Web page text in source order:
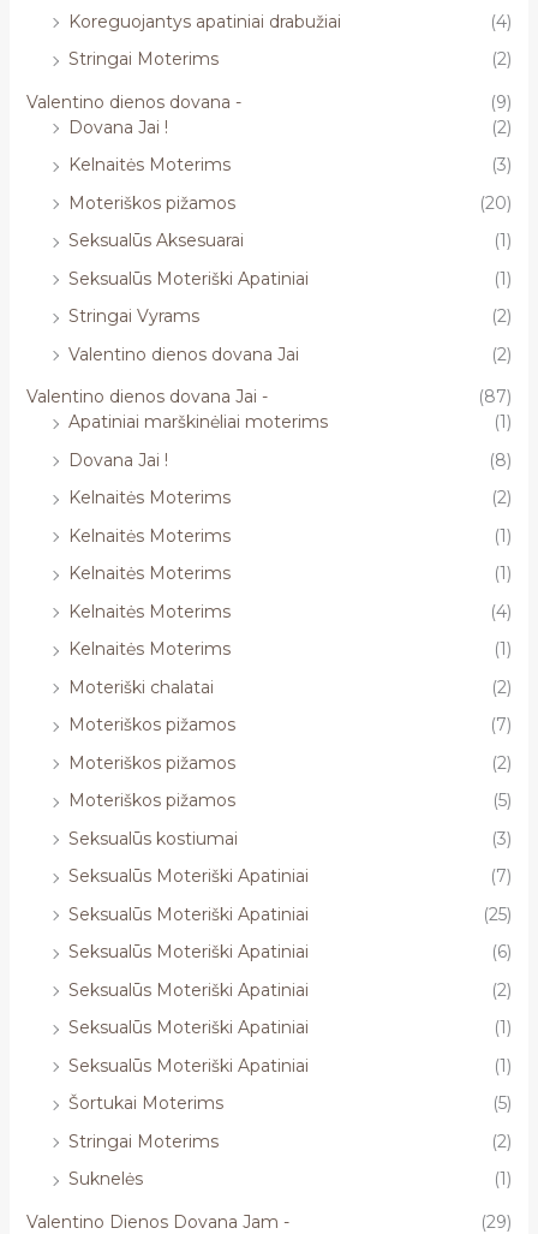
Koreguojantys apatiniai drabužiai
(4)
Stringai Moterims
(2)
Valentino dienos dovana -
(9)
Dovana Jai !
(2)
Kelnaitės Moterims
(3)
Moteriškos pižamos
(20)
Seksualūs Aksesuarai
(1)
Seksualūs Moteriški Apatiniai
(1)
Stringai Vyrams
(2)
Valentino dienos dovana Jai
(2)
Valentino dienos dovana Jai -
(87)
Apatiniai marškinėliai moterims
(1)
Dovana Jai !
(8)
Kelnaitės Moterims
(2)
Kelnaitės Moterims
(1)
Kelnaitės Moterims
(1)
Kelnaitės Moterims
(4)
Kelnaitės Moterims
(1)
Moteriški chalatai
(2)
Moteriškos pižamos
(7)
Moteriškos pižamos
(2)
Moteriškos pižamos
(5)
Seksualūs kostiumai
(3)
Seksualūs Moteriški Apatiniai
(7)
Seksualūs Moteriški Apatiniai
(25)
Seksualūs Moteriški Apatiniai
(6)
Seksualūs Moteriški Apatiniai
(2)
Seksualūs Moteriški Apatiniai
(1)
Seksualūs Moteriški Apatiniai
(1)
Šortukai Moterims
(5)
Stringai Moterims
(2)
Suknelės
(1)
Valentino Dienos Dovana Jam -
(29)